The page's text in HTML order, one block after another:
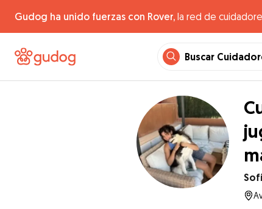
Gudog ha unido fuerzas con Rover, la red de
Buscar